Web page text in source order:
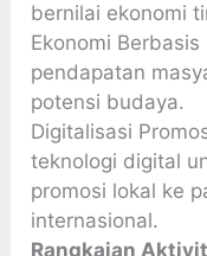
bernilai ekonomi
Ekonomi
pendapatan
potensi budaya.
Digitalisasi
teknologi digital
promosi lokal ke
internasional.
Rangkaian